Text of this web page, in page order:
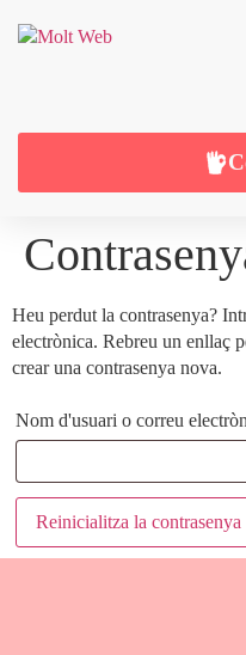
Heu perdut la contrasenya?
electrònica. Rebreu un enllaç
crear una contrasenya nova.
Nom d'usuari o correu
Reinicialitza la contrasenya